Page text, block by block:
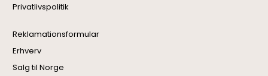
Privatlivspolitik
Reklamationsformular
Erhverv
Salg til Norge